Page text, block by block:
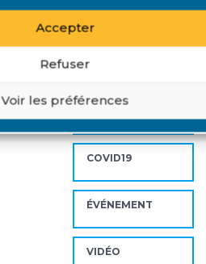
Accepter
Refuser
Voir les préférences
DOCUMENT
COVID19
ÉVÉNEMENT
VIDÉO